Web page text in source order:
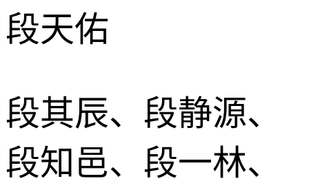
段天佑
段其辰、段静源、
段知邑、段一林、